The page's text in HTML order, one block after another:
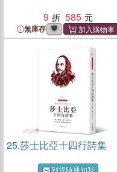
9
585
無庫存
25.莎士比亞十四行詩集
到貨時通知我